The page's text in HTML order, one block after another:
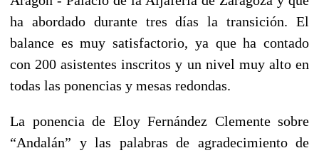
ha abordado durante tres días la transición. El
balance es muy satisfactorio, ya que ha contado
con 200 asistentes inscritos y un nivel muy alto en
todas las ponencias y mesas redondas.
La ponencia de Eloy Fernández Clemente sobre
“Andalán” y las palabras de agradecimiento de